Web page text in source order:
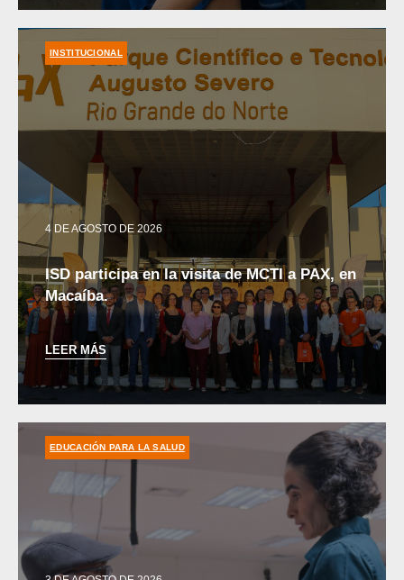
4 DE AGOSTO DE 2026
ISD participa en la visita de MCTI a PAX, en
Macaíba.
LEER MÁS
INSTITUCIONAL
EDUCACIÓN PARA LA SALUD